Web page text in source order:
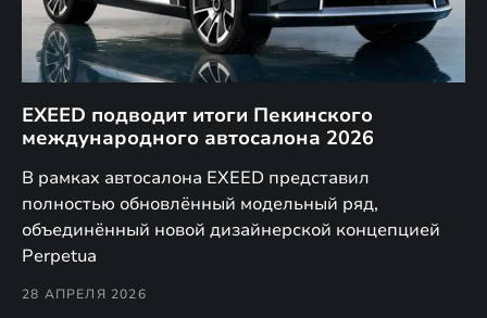
EXEED подводит итоги Пекинского
международного автосалона 2026
В рамках автосалона EXEED представил
полностью обновлённый модельный ряд,
объединённый новой дизайнерской концепцией
Perpetua
28 АПРЕЛЯ 2026